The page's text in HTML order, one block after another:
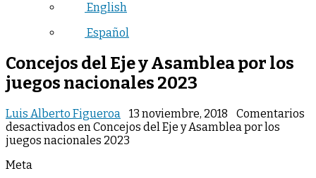
English
Español
Concejos del Eje y Asamblea por los
juegos nacionales 2023
Luis Alberto Figueroa 13 noviembre, 2018
Comentarios
desactivados en Concejos del Eje y Asamblea por los
juegos nacionales 2023
Meta